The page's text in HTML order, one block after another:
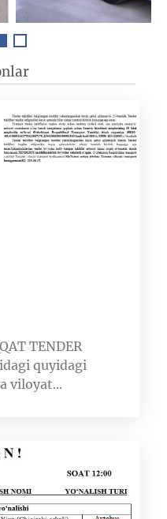
TENDER
quyidagi
viloyat...